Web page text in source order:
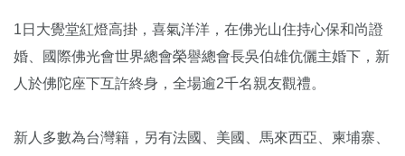
1日大覺堂紅燈高掛，喜氣洋洋，在佛光山住持心保和尚證
婚、國際佛光會世界總會榮譽總會長吳伯雄伉儷主婚下，新
人於佛陀座下互許終身，全場逾2千名親友觀禮。
新人多數為台灣籍，另有法國、美國、馬來西亞、柬埔寨、